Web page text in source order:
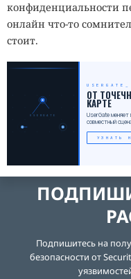
конфиденциальности
онлайн что-то
стоит.
USERGATE
USERGATE
ОТ
КАРТЕ
UserGate меняет
совместный
УЗНАТЬ
Подпишитесь на
безопасности от